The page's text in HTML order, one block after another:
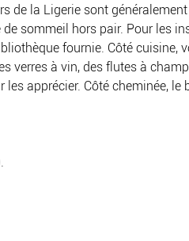
de la Ligerie sont
sommeil hors pair. Pour les
fournie. Côté cuisine,
verres à vin, des flutes à
apprécier. Côté cheminée, le